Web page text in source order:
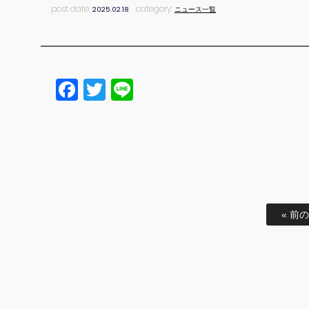
post date:2025.02.18 category: ニュース一覧
Facebook
Twitter
« 前